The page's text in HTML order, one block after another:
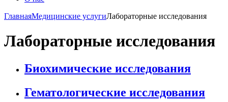
ГлавнаяМедицинские услугиЛабораторные исследования
Лабораторные исследования
Биохимические исследования
Гематологические исследования